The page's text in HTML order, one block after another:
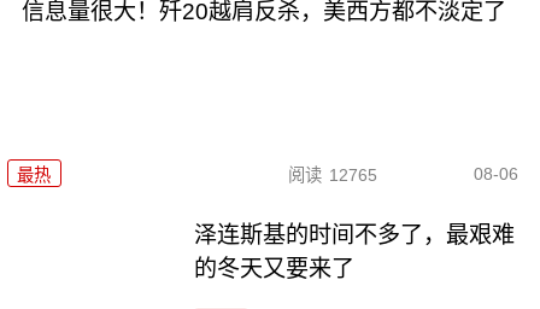
信息量很大！歼20越肩反杀，美西方都不淡定了
最热 阅读 12765 08-06
泽连斯基的时间不多了，最艰难
的冬天又要来了